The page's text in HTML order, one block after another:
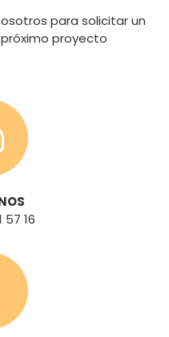
para solicitar un
proyecto
57 16